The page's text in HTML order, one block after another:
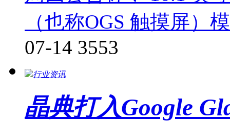
（也称OGS 触摸屏）
07-14 3553
行业资讯
晶典打入Google